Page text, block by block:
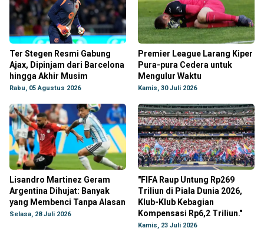
Ter Stegen Resmi Gabung
Ajax, Dipinjam dari Barcelona
hingga Akhir Musim
Rabu, 05 Agustus 2026
Premier League Larang Kiper
Pura-pura Cedera untuk
Mengulur Waktu
Kamis, 30 Juli 2026
Lisandro Martinez Geram
Argentina Dihujat: Banyak
yang Membenci Tanpa Alasan
Selasa, 28 Juli 2026
"FIFA Raup Untung Rp269
Triliun di Piala Dunia 2026,
Klub-Klub Kebagian
Kompensasi Rp6,2 Triliun."
Kamis, 23 Juli 2026